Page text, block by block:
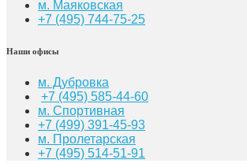
м. Маяковская
+7 (495) 744-75-25
Наши офисы
м. Дубровка
+7 (495) 585-44-60
м. Спортивная
+7 (499) 391-45-93
м. Пролетарская
+7 (495) 514-51-91